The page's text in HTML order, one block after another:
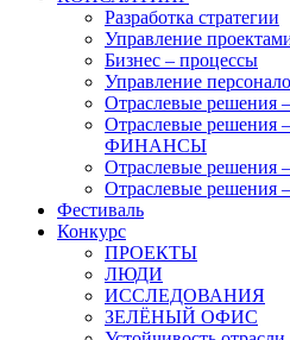
Разработка стратегии
Управление
Бизнес – процессы
Управление
Отраслевые
Отраслевые
ФИНАНСЫ
Отраслевые
Отраслевые
Фестиваль
Конкурс
ПРОЕКТЫ
ЛЮДИ
ИССЛЕДОВАНИЯ
ЗЕЛЁНЫЙ ОФИС